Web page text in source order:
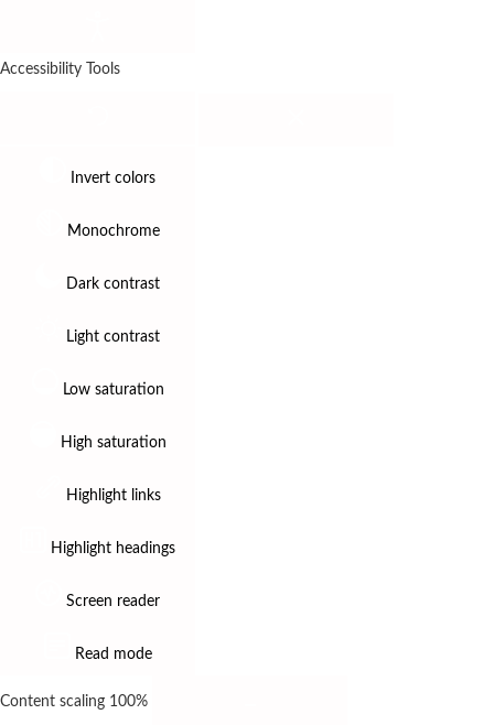
Accessibility Tools
Invert colors
Monochrome
Dark contrast
Light contrast
Low saturation
High saturation
Highlight links
Highlight headings
Screen reader
Read mode
Content scaling 100%